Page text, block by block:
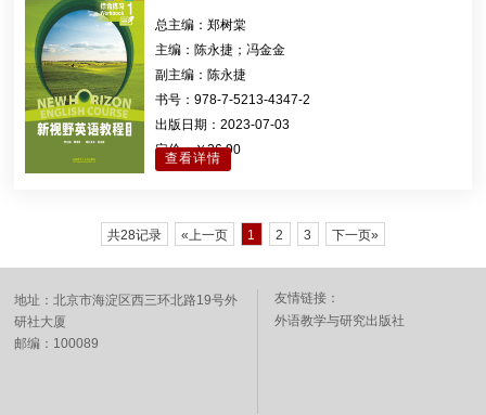
总主编：郑树棠
主编： 陈永捷；冯金金
副主编： 陈永捷
书号：978-7-5213-4347-2
出版日期：2023-07-03
定价：￥36.90
查看详情
共28记录 «上一页 1 2 3 下一页»
地址：北京市海淀区西三环北路19号外
研社大厦
邮编：100089
友情链接：
外语教学与研究出版社